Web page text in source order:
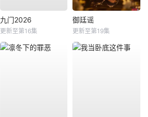
九门2026
更新至第16集
御廷谣
更新至第19集